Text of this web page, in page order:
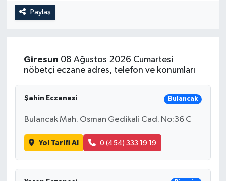
Paylaş
Giresun 08 Ağustos 2026 Cumartesi
nöbetçi eczane adres, telefon ve konumları
Şahin Eczanesi Bulancak
Bulancak Mah. Osman Gedikali Cad. No:36 C
Yol Tarifi Al 0 (454) 333 19 19
Son Dakika Haberleri